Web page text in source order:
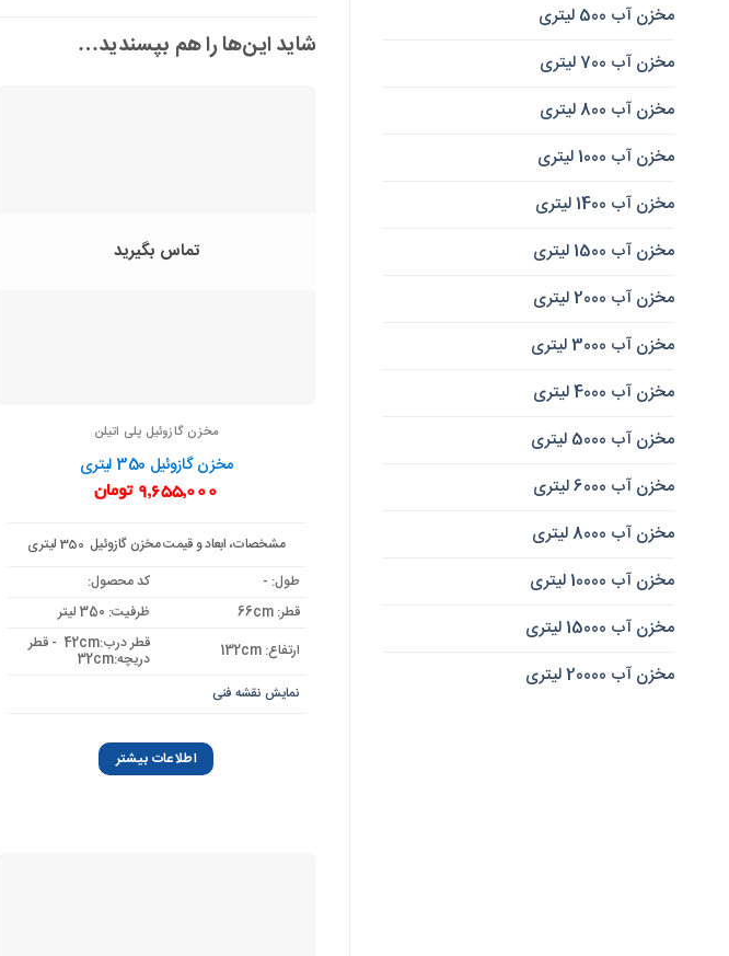
مخزن آب 500 لیتری
مخزن آب 700 لیتری
مخزن آب 800 لیتری
مخزن آب 1000 لیتری
مخزن آب 1400 لیتری
مخزن آب 1500 لیتری
مخزن آب 2000 لیتری
مخزن آب 3000 لیتری
مخزن آب 4000 لیتری
مخزن آب 5000 لیتری
مخزن آب 6000 لیتری
مخزن آب 8000 لیتری
مخزن آب 10000 لیتری
مخزن آب 15000 لیتری
مخزن آب 20000 لیتری
شاید این‌ها را هم بپسندید…
تماس بگیرید
مخزن گازوئیل پلی اتیلن
مخزن گازوئیل 350 لیتری
9,655,000 تومان
مشخصات، ابعاد و قیمت مخزن گازوئیل 350 لیتری
طول: -
کد محصول:
قطر: 66cm
ظرفیت: 350 لیتر
ارتفاع: 132cm
قطر درب:42cm - قطر
دریچه:32cm
نمایش نقشه فنی
اطلاعات بیشتر